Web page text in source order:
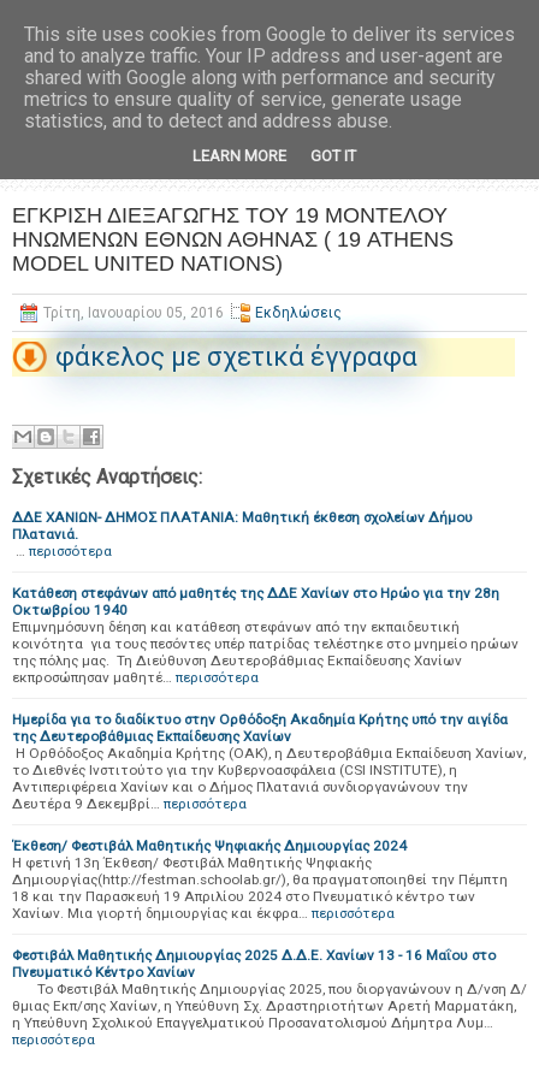
ΕΓΚΡΙΣΗ ΔΙΕΞΑΓΩΓΗΣ ΤΟΥ 19 ΜΟΝΤΕΛΟΥ
ΗΝΩΜΕΝΩΝ ΕΘΝΩΝ ΑΘΗΝΑΣ ( 19 ATHENS
MODEL UNITED NATIONS)
Τρίτη, Ιανουαρίου 05, 2016 Εκδηλώσεις
φάκελος με σχετικά έγγραφα
Σχετικές Αναρτήσεις:
ΔΔΕ ΧΑΝΙΩΝ- ΔΗΜΟΣ ΠΛΑΤΑΝΙΑ: Μαθητική έκθεση σχολείων Δήμου
Πλατανιά.
… περισσότερα
Κατάθεση στεφάνων από μαθητές της ΔΔΕ Χανίων στο Ηρώο για την 28η
Οκτωβρίου 1940
Επιμνημόσυνη δέηση και κατάθεση στεφάνων από την εκπαιδευτική
κοινότητα για τους πεσόντες υπέρ πατρίδας τελέστηκε στο μνημείο ηρώων
της πόλης μας. Τη Διεύθυνση Δευτεροβάθμιας Εκπαίδευσης Χανίων
εκπροσώπησαν μαθητέ… περισσότερα
Ημερίδα για το διαδίκτυο στην Ορθόδοξη Ακαδημία Κρήτης υπό την αιγίδα
της Δευτεροβάθμιας Εκπαίδευσης Χανίων
Η Ορθόδοξος Ακαδημία Κρήτης (ΟΑΚ), η Δευτεροβάθμια Εκπαίδευση Χανίων,
το Διεθνές Ινστιτούτο για την Κυβερνοασφάλεια (CSI INSTITUTE), η
Αντιπεριφέρεια Χανίων και ο Δήμος Πλατανιά συνδιοργανώνουν την
Δευτέρα 9 Δεκεμβρί… περισσότερα
Έκθεση/ Φεστιβάλ Μαθητικής Ψηφιακής Δημιουργίας 2024
Η φετινή 13η Έκθεση/ Φεστιβάλ Μαθητικής Ψηφιακής
Δημιουργίας(http://festman.schoolab.gr/), θα πραγματοποιηθεί την Πέμπτη
18 και την Παρασκευή 19 Απριλίου 2024 στο Πνευματικό κέντρο των
Χανίων. Μια γιορτή δημιουργίας και έκφρα… περισσότερα
Φεστιβάλ Μαθητικής Δημιουργίας 2025 Δ.Δ.Ε. Χανίων 13 - 16 Μαΐου στο
Πνευματικό Κέντρο Χανίων
Το Φεστιβάλ Μαθητικής Δημιουργίας 2025, που διοργανώνουν η Δ/νση Δ/
θμιας Εκπ/σης Χανίων, η Υπεύθυνη Σχ. Δραστηριοτήτων Αρετή Μαρματάκη,
η Υπεύθυνη Σχολικού Επαγγελματικού Προσανατολισμού Δήμητρα Λυμ…
περισσότερα
This site uses cookies from Google to deliver its services
and to analyze traffic. Your IP address and user-agent are
shared with Google along with performance and security
metrics to ensure quality of service, generate usage
statistics, and to detect and address abuse.
LEARN MORE GOT IT